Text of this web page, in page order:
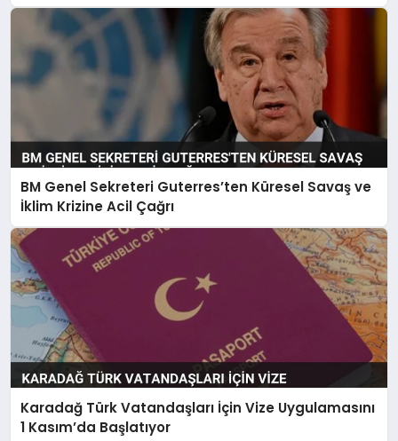
BM Genel Sekreteri Guterres’ten Küresel Savaş ve
İklim Krizine Acil Çağrı
Karadağ Türk Vatandaşları İçin Vize Uygulamasını
1 Kasım’da Başlatıyor